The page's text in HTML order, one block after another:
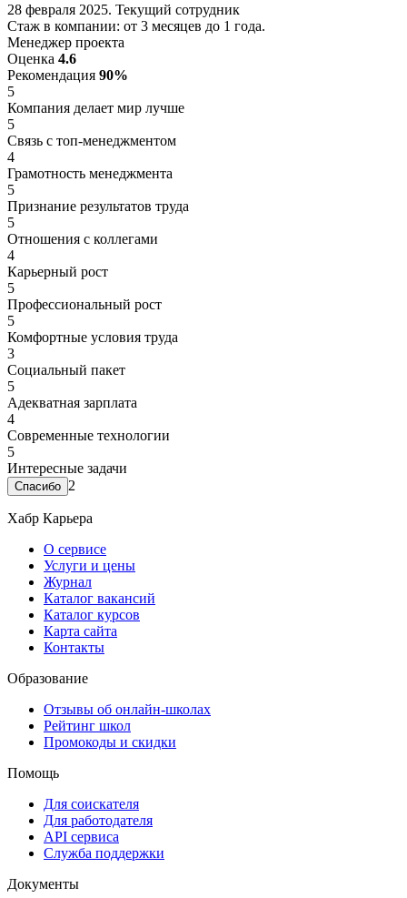
28 февраля 2025. Текущий сотрудник
Стаж в компании: от 3 месяцев до 1 года.
Менеджер проекта
Оценка 4.6
Рекомендация 90%
5
Компания делает мир лучше
5
Связь с топ-менеджментом
4
Грамотность менеджмента
5
Признание результатов труда
5
Отношения с коллегами
4
Карьерный рост
5
Профессиональный рост
5
Комфортные условия труда
3
Социальный пакет
5
Адекватная зарплата
4
Современные технологии
5
Интересные задачи
2
Хабр Карьера
О сервисе
Услуги и цены
Журнал
Каталог вакансий
Каталог курсов
Карта сайта
Контакты
Образование
Отзывы об онлайн-школах
Рейтинг школ
Промокоды и скидки
Помощь
Для соискателя
Для работодателя
API сервиса
Служба поддержки
Документы